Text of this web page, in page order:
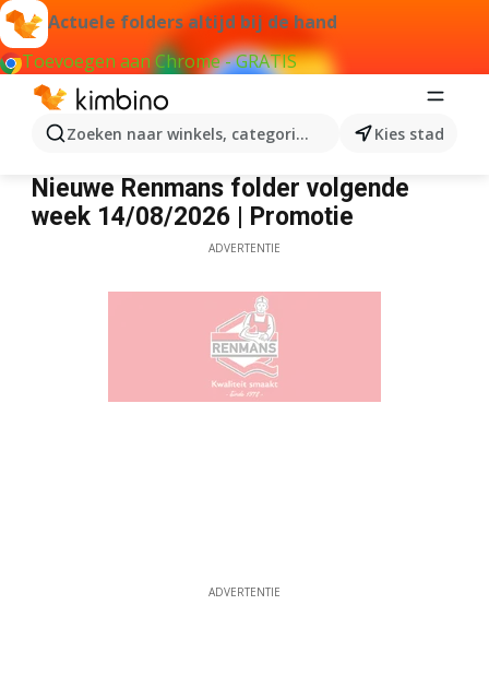
Actuele folders altijd bij de hand
Toevoegen aan Chrome - GRATIS
Zoeken naar winkels, categorieën, producten...
Kies stad
Renmans
Nieuwe Renmans folder volgende
week 14/08/2026 | Promotie
ADVERTENTIE
ADVERTENTIE